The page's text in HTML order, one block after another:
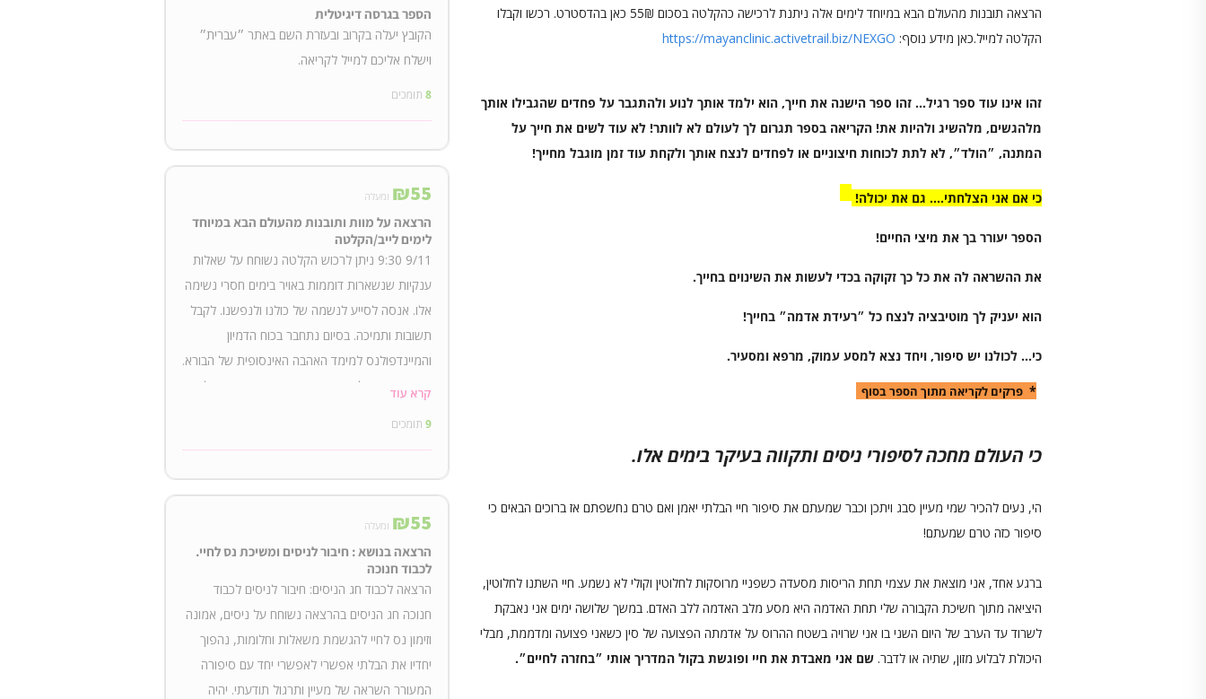
הרצאה תובנות מהעולם הבא במיוחד לימים אלה ניתנת לרכישה כהקלטה בסכום 55₪ כאן בהדסטרט. רכשו וקבלו
הקלטה למייל.כאן מידע נוסף: https://mayanclinic.activetrail.biz/NEXGO
זהו אינו עוד ספר רגיל… זהו ספר הישנה את חייך, הוא ילמד אותך לנוע ולהתגבר על פחדים שהגבילו אותך
מלהגשים, מלהשיג ולהיות את! הקריאה בספר תגרום לך לעולם לא לוותר! לא עוד לשים את חייך על
המתנה, ״הולד״, לא לתת לכוחות חיצוניים או לפחדים לנצח אותך ולקחת עוד זמן מוגבל מחייך!
כי אם אני הצלחתי…. גם את יכולה!
הספר יעורר בך את מיצי החיים!
את ההשראה לה את כל כך זקוקה בכדי לעשות את השינוים בחייך.
הוא יעניק לך מוטיבציה לנצח כל ״רעידת אדמה״ בחייך!
כי… לכולנו יש סיפור, ויחד נצא למסע עמוק, מרפא ומסעיר.
* פרקים לקריאה מתוך הספר בסוף
כי העולם מחכה לסיפורי ניסים ותקווה בעיקר בימים אלו.
הי, נעים להכיר שמי מעיין סבג ויתכן וכבר שמעתם את סיפור חיי הבלתי יאמן ואם טרם נחשפתם אז ברוכים הבאים כי
סיפור כזה טרם שמעתם!
ברגע אחד, אני מוצאת את עצמי תחת הריסות מסעדה כשפניי מרוסקות לחלוטין וקולי לא נשמע. חיי השתנו לחלוטין,
היציאה מתוך חשיכת הקבורה שלי תחת האדמה היא מסע מלב האדמה ללב האדם. במשך שלושה ימים אני נאבקת
לשרוד עד הערב של היום השני בו אני שרויה בשטח ההרוס על אדמתה הפצועה של סין כשאני פצועה ומדממת, מבלי
היכולת לבלוע מזון, שתיה או לדבר. שם אני מאבדת את חיי ופוגשת בקול המדריך אותי ״בחזרה לחיים״.
הספר בגרסה דיגיטלית
הקובץ יעלה בקרוב ובעזרת השם באתר ״עברית״
וישלח אליכם למייל לקריאה.
8 תומכים
₪55 ומעלה
הרצאה על מוות ותובנות מהעולם הבא במיוחד
לימים לייב/הקלטה
9/11 9:30 ניתן לרכוש הקלטה נשוחח על שאלות
ענקיות שנשארות דוממות באויר בימים חסרי נשימה
אלו. אנסה לסייע לנשמה של כולנו ולנפשנו. לקבל
תשובות ותמיכה. בסיום נתחבר בכוח הדמיון
והמיינדפולנס למימד האהבה האינסופית של הבורא.
איפה: בזום כחלק מהתמיכה בשיחרור הספר שלי.
קרא עוד
9 תומכים
₪55 ומעלה
הרצאה בנושא : חיבור לניסים ומשיכת נס לחיי.
לכבוד חנוכה
הרצאה לכבוד חג הניסים: חיבור לניסים לכבוד
חנוכה חג הניסים בהרצאה נשוחח על ניסים, אמונה
וזימון נס לחיי להגשמת משאלות וחלומות, נהפוך
יחדיו את הבלתי אפשרי לאפשרי יחד עם סיפורה
המעורר השראה של מעיין ותרגול תודעתי. יהיה